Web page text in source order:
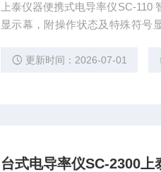
上泰仪器便携式电导率仪SC-110
显示幕，附操作状态及特殊符号
更新时间：2026-07-01
台式电导率仪SC-2300